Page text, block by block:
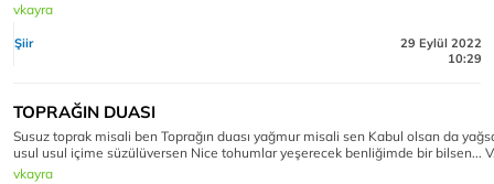
vkayra
Şiir
29 Eylül 2022
10:29
TOPRAĞIN DUASI
Susuz toprak misali ben Toprağın duası yağmur misali sen Kabul olsan da
usul usul içime süzülüversen Nice tohumlar yeşerecek benliğimde bir bilsen...
vkayra